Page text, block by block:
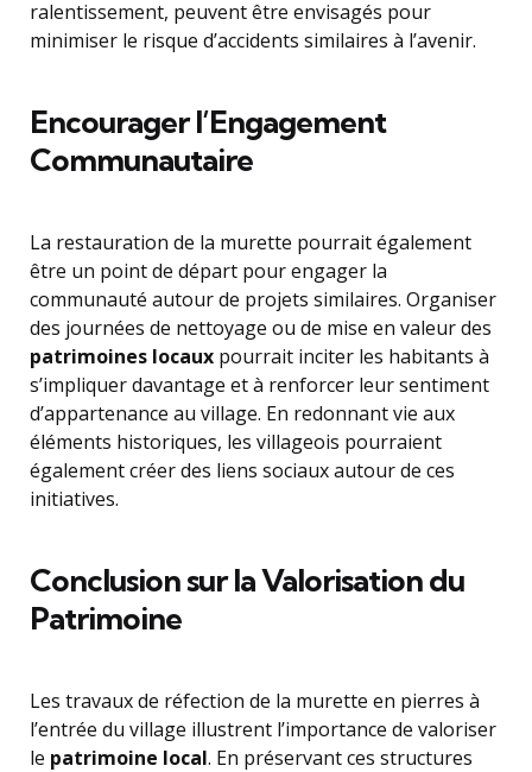
ralentissement, peuvent être envisagés pour
minimiser le risque d’accidents similaires à l’avenir.
Encourager l’Engagement
Communautaire
La restauration de la murette pourrait également
être un point de départ pour engager la
communauté autour de projets similaires. Organiser
des journées de nettoyage ou de mise en valeur des
patrimoines locaux pourrait inciter les habitants à
s’impliquer davantage et à renforcer leur sentiment
d’appartenance au village. En redonnant vie aux
éléments historiques, les villageois pourraient
également créer des liens sociaux autour de ces
initiatives.
Conclusion sur la Valorisation du
Patrimoine
Les travaux de réfection de la murette en pierres à
l’entrée du village illustrent l’importance de valoriser
le patrimoine local. En préservant ces structures